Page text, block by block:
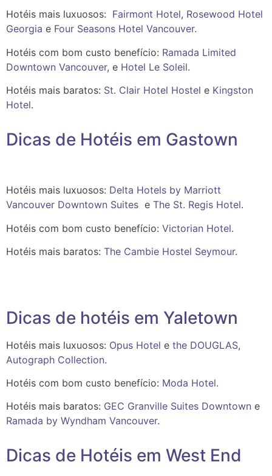
Hotéis mais luxuosos: Fairmont Hotel, Rosewood Hotel
Georgia e Four Seasons Hotel Vancouver.
Hotéis com bom custo benefício: Ramada Limited
Downtown Vancouver, e Hotel Le Soleil.
Hotéis mais baratos: St. Clair Hotel Hostel e Kingston
Hotel.
Dicas de Hotéis em Gastown
Hotéis mais luxuosos: Delta Hotels by Marriott
Vancouver Downtown Suites e The St. Regis Hotel.
Hotéis com bom custo benefício: Victorian Hotel.
Hotéis mais baratos: The Cambie Hostel Seymour.
Dicas de hotéis em Yaletown
Hotéis mais luxuosos: Opus Hotel e the DOUGLAS,
Autograph Collection.
Hotéis com bom custo benefício: Moda Hotel.
Hotéis mais baratos: GEC Granville Suites Downtown e
Ramada by Wyndham Vancouver.
Dicas de Hotéis em West End